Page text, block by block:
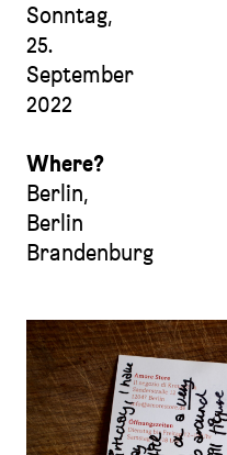
Sonntag,
25.
September
2022
Where?
Berlin,
Berlin
Brandenburg